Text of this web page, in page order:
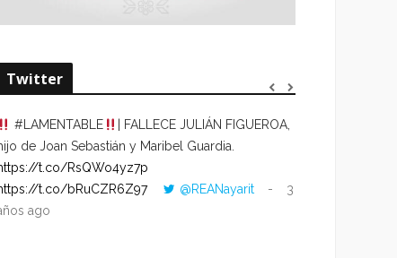
Twitter
#LAMENTABLE
| FALLECE JULIÁN FIGUEROA,
de Joan Sebastián y Maribel Guardia.
t.co/RsQWo4yz7p
t.co/bRuCZR6Z97
@REANayarit
3
ago